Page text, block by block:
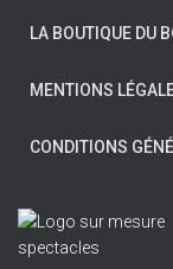
LA BOUTIQUE DU
MENTIONS
CONDITIONS